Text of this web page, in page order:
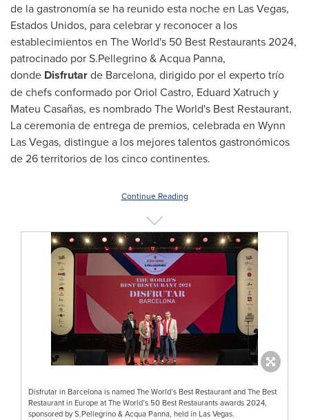
de la gastronomía se ha reunido esta noche en Las Vegas,
Estados Unidos, para celebrar y reconocer a los
establecimientos en The World's 50 Best Restaurants 2024,
patrocinado por S.Pellegrino &Acqua Panna,
donde Disfrutarde Barcelona, dirigido por el experto trío
de chefs conformado por Oriol Castro, Eduard Xatruch y
Mateu Casañas, es nombrado The World's Best Restaurant.
La ceremonia de entrega de premios, celebrada en Wynn
Las Vegas, distingue a los mejores talentos gastronómicos
de 26 territorios de los cinco continentes.
Continue Reading
Disfrutar in Barcelona is named The World’s Best Restaurant and The Best
Restaurant in Europe at The World’s 50 Best Restaurants awards 2024,
sponsored by S.Pellegrino & Acqua Panna, held in Las Vegas.